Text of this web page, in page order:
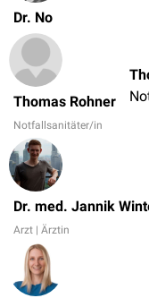
Dr. No
Thomas Rohner
Notfallsanitäter/in
Dr. med. Jannik
Arzt | Ärztin